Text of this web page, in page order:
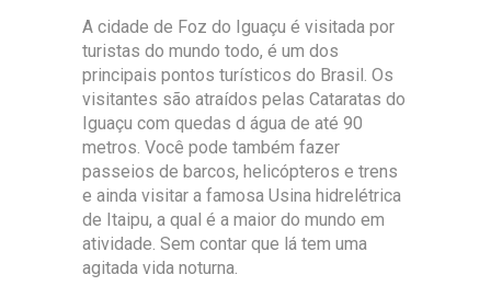
A cidade de Foz do Iguaçu é visitada por
turistas do mundo todo, é um dos
principais pontos turísticos do Brasil. Os
visitantes são atraídos pelas Cataratas do
Iguaçu com quedas d água de até 90
metros. Você pode também fazer
passeios de barcos, helicópteros e trens
e ainda visitar a famosa Usina hidrelétrica
de Itaipu, a qual é a maior do mundo em
atividade. Sem contar que lá tem uma
agitada vida noturna.